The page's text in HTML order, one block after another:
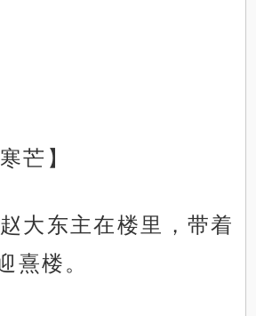
芒】
大东主在楼里，带着
熹楼。